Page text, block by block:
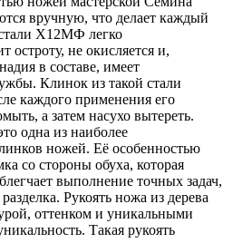
вручную, что делает каждый
Х12МФ легко
остроту, не окисляется и,
в составе, имеет
Клинок из такой стали
каждого применения его
а затем насухо вытереть.
одна из наиболее
ножей. Её особенностью
со стороны обуха, которая
выполнение точных задач,
Рукоять ножа из дерева
оттенком и уникальными
Такая рукоять